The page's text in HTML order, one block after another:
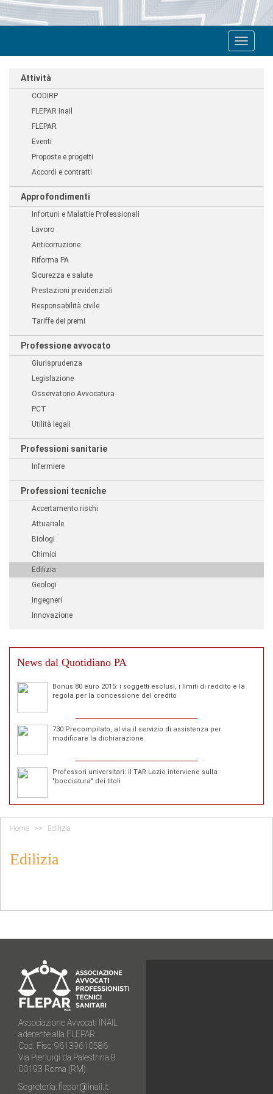
Toggle
Attività
CODIRP
FLEPAR Inail
FLEPAR
Eventi
Proposte e progetti
Accordi e contratti
Approfondimenti
Infortuni e Malattie Professionali
Lavoro
Anticorruzione
Riforma PA
Sicurezza e salute
Prestazioni previdenziali
Responsabilità civile
Tariffe dei premi
Professione avvocato
Giurisprudenza
Legislazione
Osservatorio Avvocatura
PCT
Utilità legali
Professioni sanitarie
Infermiere
Professioni tecniche
Accertamento rischi
Attuariale
Biologi
Chimici
Edilizia
Geologi
Ingegneri
Innovazione
News dal Quotidiano PA
Bonus 80 euro 2015: i soggetti esclusi, i limiti di reddito e la
regola per la concessione del credito
730 Precompilato, al via il servizio di assistenza per
modificare la dichiarazione
Professori universitari: il TAR Lazio interviene sulla
"bocciatura" dei titoli
Home Edilizia
Edilizia
Associazione Avvocati INAIL
aderente alla FLEPAR
Cod. Fisc: 96139610586
Via Pierluigi da Palestrina 8
00193 Roma (RM)
Segreteria:flepar@inail.it